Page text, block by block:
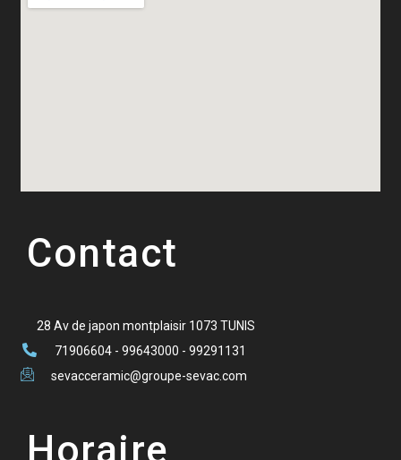
Contact
28 Av de japon montplaisir 1073 TUNIS
71906604 - 99643000 - 99291131
sevacceramic@groupe-sevac.com
Horaire